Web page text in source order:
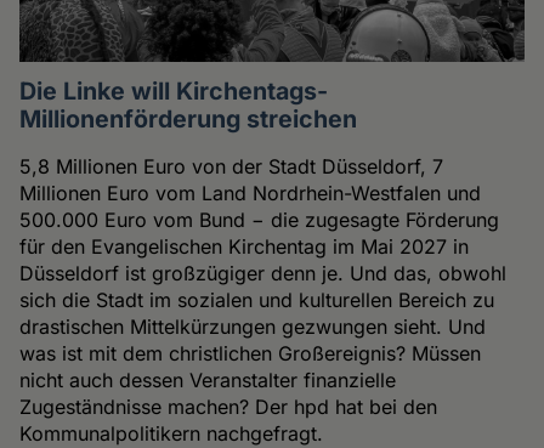
Die Linke will Kirchentags-
Millionenförderung streichen
5,8 Millionen Euro von der Stadt Düsseldorf, 7
Millionen Euro vom Land Nordrhein-Westfalen und
500.000 Euro vom Bund − die zugesagte Förderung
für den Evangelischen Kirchentag im Mai 2027 in
Düsseldorf ist großzügiger denn je. Und das, obwohl
sich die Stadt im sozialen und kulturellen Bereich zu
drastischen Mittelkürzungen gezwungen sieht. Und
was ist mit dem christlichen Großereignis? Müssen
nicht auch dessen Veranstalter finanzielle
Zugeständnisse machen? Der hpd hat bei den
Kommunalpolitikern nachgefragt.